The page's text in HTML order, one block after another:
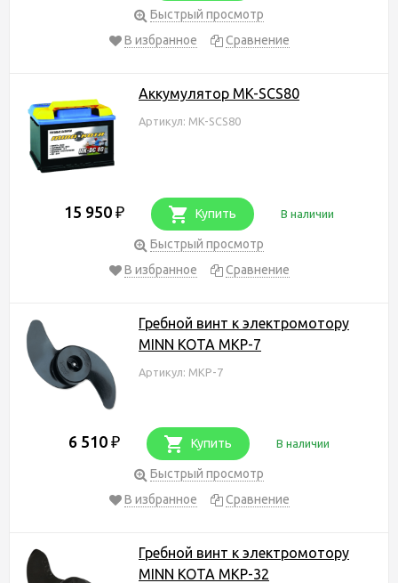
Быстрый просмотр
В избранное
Сравнение
Аккумулятор MK-SCS80
Артикул: MK-SCS80
15 950 ₽ Купить В наличии
Быстрый просмотр
В избранное
Сравнение
Гребной винт к электромотору
MINN KOTA MKP-7
Артикул: MKP-7
6 510 ₽ Купить В наличии
Быстрый просмотр
В избранное
Сравнение
Гребной винт к электромотору
MINN KOTA MKP-32